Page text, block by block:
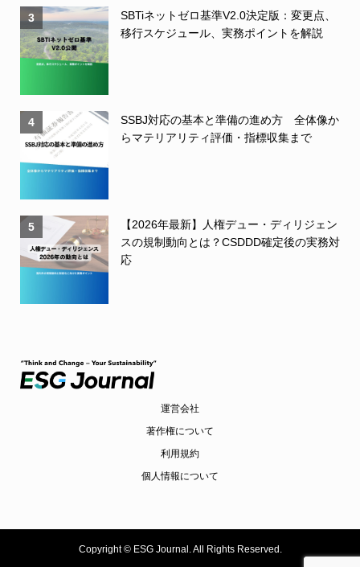
3
SBTiネットゼロ基準V2.0決定版：変更点、
移行スケジュール、実務ポイントを解説
4
SSBJ対応の基本と準備の進め方 全体像か
らマテリアリティ評価・指標収集まで
5
【2026年最新】人権デュー・ディリジェン
スの規制動向とは？CSDDD確定後の実務対
応
運営会社
著作権について
利用規約
個人情報について
Copyright ©ESG Journal. All Rights Reserved.